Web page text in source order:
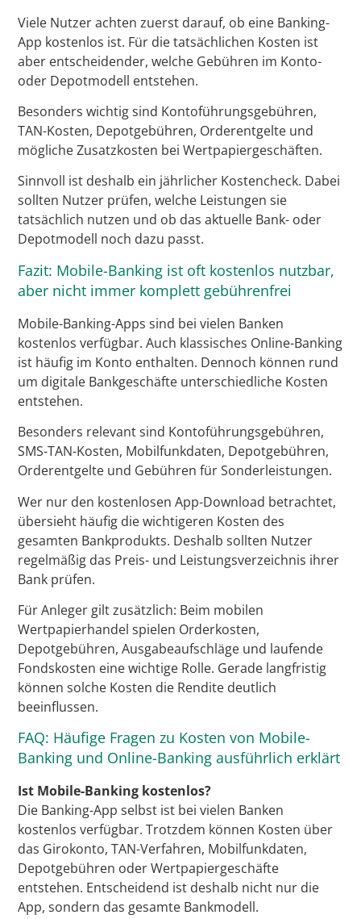
Viele Nutzer achten zuerst darauf, ob eine Banking-
App kostenlos ist. Für die tatsächlichen Kosten ist
aber entscheidender, welche Gebühren im Konto-
oder Depotmodell entstehen.
Besonders wichtig sind Kontoführungsgebühren,
TAN-Kosten, Depotgebühren, Orderentgelte und
mögliche Zusatzkosten bei Wertpapiergeschäften.
Sinnvoll ist deshalb ein jährlicher Kostencheck. Dabei
sollten Nutzer prüfen, welche Leistungen sie
tatsächlich nutzen und ob das aktuelle Bank- oder
Depotmodell noch dazu passt.
Fazit: Mobile-Banking ist oft kostenlos nutzbar,
aber nicht immer komplett gebührenfrei
Mobile-Banking-Apps sind bei vielen Banken
kostenlos verfügbar. Auch klassisches Online-Banking
ist häufig im Konto enthalten. Dennoch können rund
um digitale Bankgeschäfte unterschiedliche Kosten
entstehen.
Besonders relevant sind Kontoführungsgebühren,
SMS-TAN-Kosten, Mobilfunkdaten, Depotgebühren,
Orderentgelte und Gebühren für Sonderleistungen.
Wer nur den kostenlosen App-Download betrachtet,
übersieht häufig die wichtigeren Kosten des
gesamten Bankprodukts. Deshalb sollten Nutzer
regelmäßig das Preis- und Leistungsverzeichnis ihrer
Bank prüfen.
Für Anleger gilt zusätzlich: Beim mobilen
Wertpapierhandel spielen Orderkosten,
Depotgebühren, Ausgabeaufschläge und laufende
Fondskosten eine wichtige Rolle. Gerade langfristig
können solche Kosten die Rendite deutlich
beeinflussen.
FAQ: Häufige Fragen zu Kosten von Mobile-
Banking und Online-Banking ausführlich erklärt
Ist Mobile-Banking kostenlos?
Die Banking-App selbst ist bei vielen Banken
kostenlos verfügbar. Trotzdem können Kosten über
das Girokonto, TAN-Verfahren, Mobilfunkdaten,
Depotgebühren oder Wertpapiergeschäfte
entstehen. Entscheidend ist deshalb nicht nur die
App, sondern das gesamte Bankmodell.